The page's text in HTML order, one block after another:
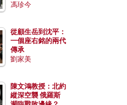
馮珍今
從顧生岳到沈平：
一個座右銘的兩代
傳承
劉家美
陳文鴻教授：北約
縱深空襲 俄羅斯